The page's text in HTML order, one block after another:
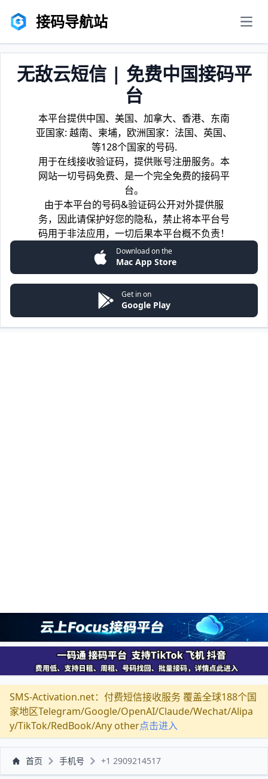
接码导航站
无敌云短信 | 免费中国接码平
台
本平台提供中国、美国、加拿大、香港、东南
亚国家: 越南、柬埔，欧洲国家：法国、英国、
等128个国家的号码.
用于在线接收验证码，提供账号注册服务。本
网站一切号码免费、是一个完全免费的接码平
台。
由于本平台的号码&验证码公开对外提供服
务，因此请保护好您的隐私，禁止将本平台号
码用于非法应用，一切后果本平台概不负责！
Download on the
Mac App Store
Get in on
Google Play
SMS-Activation.net：付费短信接收服务 覆盖全球188个国
家地区Telegram/Google/OpenAI/Claude/Wechat/Alipa
y/TikTok/RedBook/Any other点击进入
首页 手机号 +1 2909214517